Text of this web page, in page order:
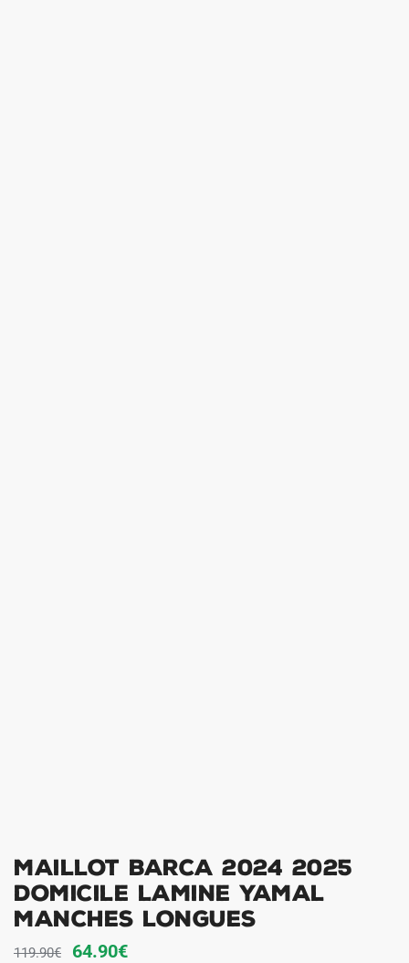
Maillot Barca 2024 2025
Domicile Lamine Yamal
Manches Longues
119.90€
Le
64.90€Le